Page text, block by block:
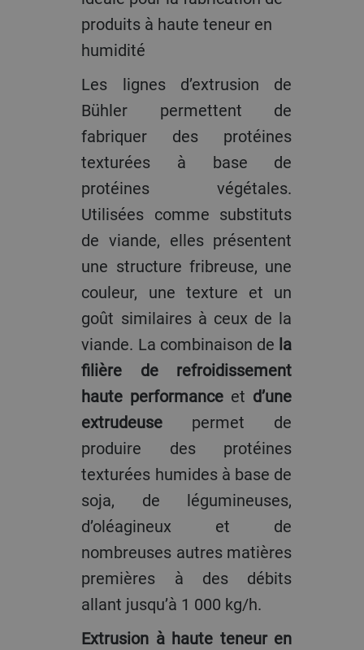
produits à haute teneur en
humidité
Les lignes d’extrusion de
Bühler permettent de
fabriquer des protéines
texturées à base de
protéines végétales.
Utilisées comme substituts
de viande, elles présentent
une structure fribreuse, une
couleur, une texture et un
goût similaires à ceux de la
viande. La combinaison de la
filière de refroidissement
haute performance et d’une
extrudeuse permet de
produire des protéines
texturées humides à base de
soja, de légumineuses,
d’oléagineux et de
nombreuses autres matières
premières à des débits
allant jusqu’à 1 000 kg/h.
Extrusion à haute teneur en